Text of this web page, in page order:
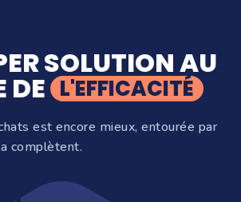
SOLUTION AU
DE L'EFFICACITÉ
est encore mieux, entourée par
complètent.